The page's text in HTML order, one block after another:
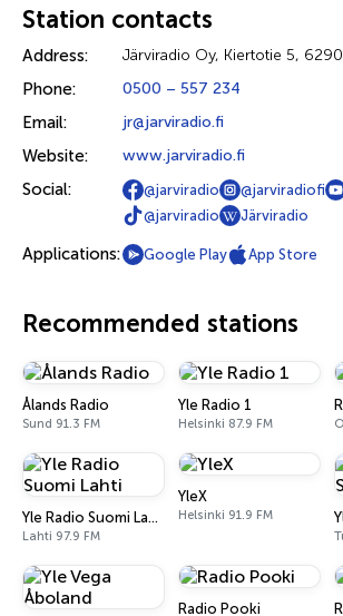
Station contacts
Address: Järviradio Oy, Kiertotie 5,
Phone: 0500 – 557 234
Email: jr@jarviradio.fi
Website: www.jarviradio.fi
Social: @jarviradio @jarviradiofi
@jarviradio
Järviradio
Applications: Google Play App Store
Recommended stations
Ålands Radio
Sund 91.3 FM
Yle Radio 1
Helsinki 87.9 FM
Yle Radio Suomi Lahti
Lahti 97.9 FM
YleX
Helsinki 91.9 FM
Radio Pooki